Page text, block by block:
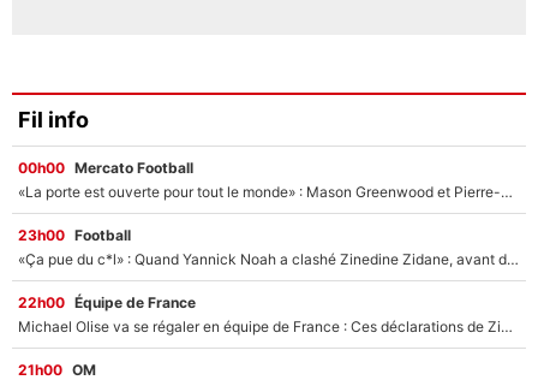
Fil info
00h00 Mercato Football
«La porte est ouverte pour tout le monde» : Mason Greenwood et Pierre-Emerick Aubameyang ont quitté l'OM, Amine Gouiri balance sur la suite du mercato et sur la réaction du vestiaire !
23h00 Football
«Ça pue du c*l» : Quand Yannick Noah a clashé Zinedine Zidane, avant de se faire recadrer par le nouveau sélectionneur de l'équipe de France !
22h00 Équipe de France
Michael Olise va se régaler en équipe de France : Ces déclarations de Zinedine Zidane qui prouvent qu'il va tout miser sur la star du Bayern Munich !
21h00 OM